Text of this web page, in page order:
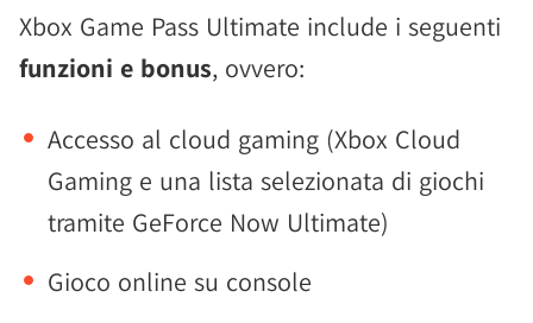
Xbox Game Pass Ultimate include i seguenti
funzioni e bonus, ovvero:
Accesso al cloud gaming (Xbox Cloud
Gaming e una lista selezionata di giochi
tramite GeForce Now Ultimate)
Gioco online su console